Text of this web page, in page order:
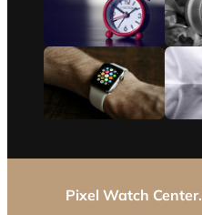
Pixel Watch Center.